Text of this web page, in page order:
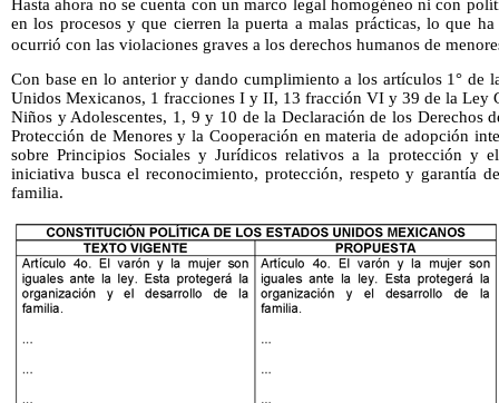
Hasta ahora no se cuenta con un marco legal homogéneo ni con
en los procesos y que cierren la puerta a malas prácticas, lo que
ocurrió con las violaciones graves a los derechos humanos de
Con base en lo anterior y dando cumplimiento a los artículos 1° de
Unidos Mexicanos, 1 fracciones I y II, 13 fracción VI y 39 de la Ley
Niños y Adolescentes, 1, 9 y 10 de la Declaración de los Derechos
Protección de Menores y la Cooperación en materia de adopción
sobre Principios Sociales y Jurídicos relativos a la protección y
iniciativa busca el reconocimiento, protección, respeto y garantía
familia.